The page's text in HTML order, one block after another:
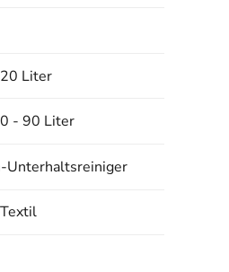
Liter
- 90 Liter
Unterhaltsreiniger